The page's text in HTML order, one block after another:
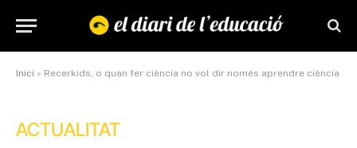
Inici » Recerkids, o quan fer ciència no vol dir només aprendre ciència
ACTUALITAT